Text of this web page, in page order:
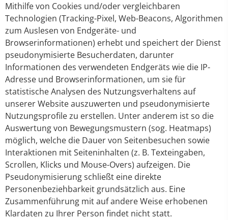
Mithilfe von Cookies und/oder vergleichbaren
Technologien (Tracking-Pixel, Web-Beacons, Algorithmen
zum Auslesen von Endgeräte- und
Browserinformationen) erhebt und speichert der Dienst
pseudonymisierte Besucherdaten, darunter
Informationen des verwendeten Endgeräts wie die IP-
Adresse und Browserinformationen, um sie für
statistische Analysen des Nutzungsverhaltens auf
unserer Website auszuwerten und pseudonymisierte
Nutzungsprofile zu erstellen. Unter anderem ist so die
Auswertung von Bewegungsmustern (sog. Heatmaps)
möglich, welche die Dauer von Seitenbesuchen sowie
Interaktionen mit Seiteninhalten (z. B. Texteingaben,
Scrollen, Klicks und Mouse-Overs) aufzeigen. Die
Pseudonymisierung schließt eine direkte
Personenbeziehbarkeit grundsätzlich aus. Eine
Zusammenführung mit auf andere Weise erhobenen
Klardaten zu Ihrer Person findet nicht statt.